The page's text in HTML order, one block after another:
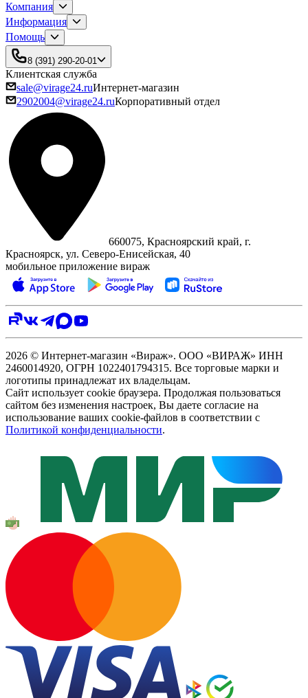
Компания
Информация
Помощь
8 (391) 290-20-01
Клиентская служба
sale@virage24.ruИнтернет-магазин
2902004@virage24.ruКорпоративный отдел
660075, Красноярский край, г.
Красноярск, ул. Северо‑Енисейская, 40
мобильное приложение вираж
2026 © Интернет-магазин «Вираж». ООО «ВИРАЖ» ИНН
2460014920, ОГРН 1022401794315. Все торговые марки и
логотипы принадлежат их владельцам.
Сайт использует cookie браузера. Продолжая пользоваться
сайтом без изменения настроек, Вы даете согласие на
использование ваших cookie-файлов в соответствии с
Политикой конфиденциальности.